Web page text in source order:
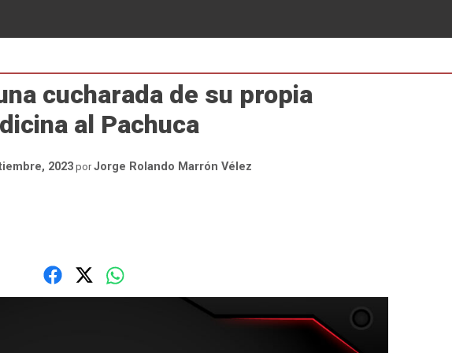
cucharada de su propia
al Pachuca
2023 porJorge Rolando Marrón Vélez